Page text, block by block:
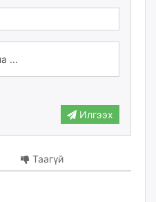
Илгээх
Таагүй